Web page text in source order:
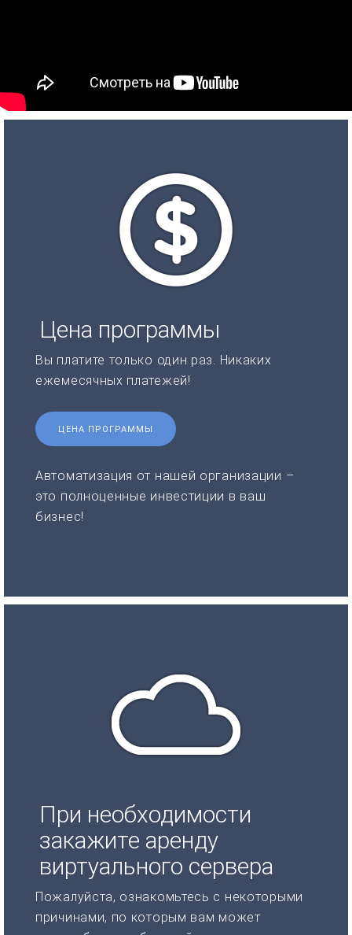
Цена программы
Вы платите только один раз. Никаких
ежемесячных платежей!
ЦЕНА ПРОГРАММЫ
Автоматизация от нашей организации –
это полноценные инвестиции в ваш
бизнес!
При необходимости
закажите аренду
виртуального сервера
Пожалуйста, ознакомьтесь с некоторыми
причинами, по которым вам может